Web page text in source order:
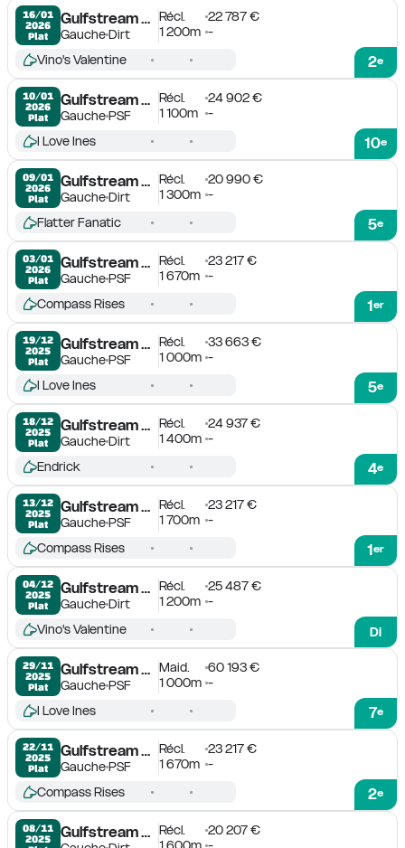
16/01
2026
Plat
Gulfstream Park
GaucheDirt
Récl.
22 787 €
1 200m -
2e
Vino's Valentine
10/01
2026
Plat
Gulfstream Park
GauchePSF
Récl.
24 902 €
1 100m
-
10e
I Love Ines
09/01
2026
Plat
Gulfstream Park
GaucheDirt
Récl.
20 990 €
1 300m -
5e
Flatter Fanatic
03/01
2026
Plat
Gulfstream Park
GauchePSF
Récl.
23 217 €
1 670m -
1er
Compass Rises
19/12
2025
Plat
Gulfstream Park
GauchePSF
Récl.
33 663 €
1 000m -
5e
I Love Ines
18/12
2025
Plat
Gulfstream Park
GaucheDirt
Récl.
24 937 €
1 400m -
4e
Endrick
13/12
2025
Plat
Gulfstream Park
GauchePSF
Récl.
23 217 €
1 700m -
1er
Compass Rises
04/12
2025
Plat
Gulfstream Park
GaucheDirt
Récl.
25 487 €
1 200m -
Di
Vino's Valentine
29/11
2025
Plat
Gulfstream Park
GauchePSF
Maid.
60 193 €
1 000m -
7e
I Love Ines
22/11
2025
Plat
Gulfstream Park
GauchePSF
Récl.
23 217 €
1 670m -
2e
Compass Rises
08/11
2025
Gulfstream ParkRécl.
20 207 €